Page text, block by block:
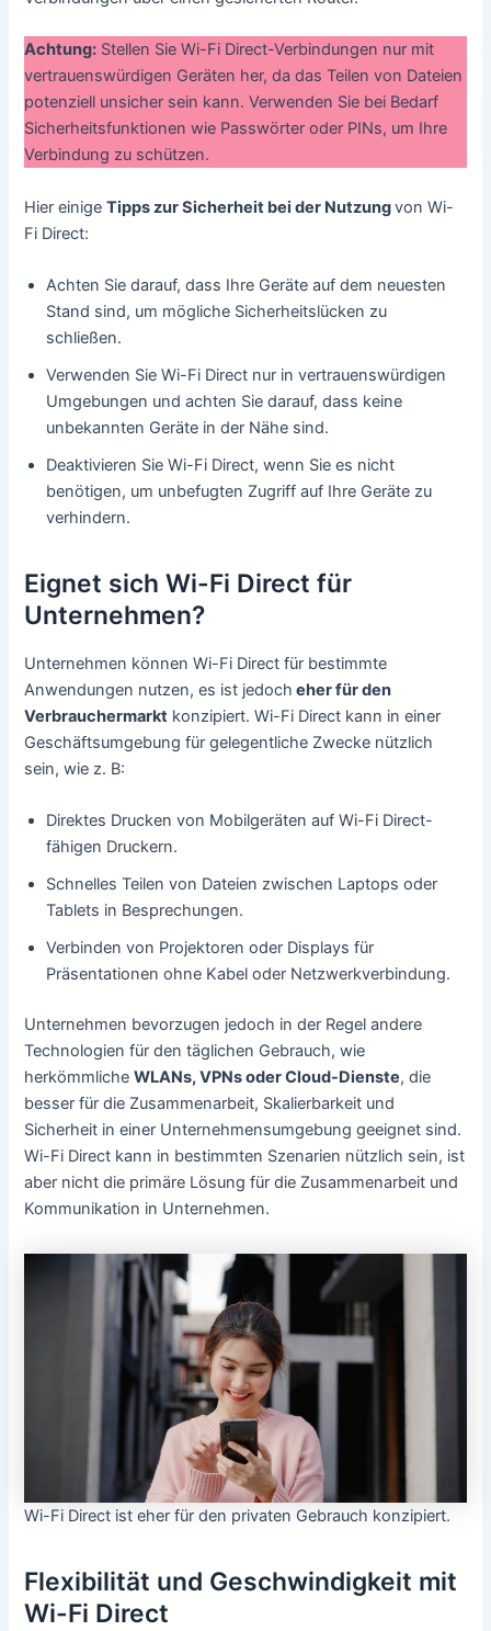
Achtung: Stellen Sie Wi-Fi Direct-Verbindungen nur mit
vertrauenswürdigen Geräten her, da das Teilen von Dateien
potenziell unsicher sein kann. Verwenden Sie bei Bedarf
Sicherheitsfunktionen wie Passwörter oder PINs, um Ihre
Verbindung zu schützen.
Hier einigeTipps zur Sicherheit bei der Nutzungvon Wi-
Fi Direct:
Achten Sie darauf, dass Ihre Geräte auf dem neuesten
Stand sind, um mögliche Sicherheitslücken zu
schließen.
Verwenden Sie Wi-Fi Direct nur in vertrauenswürdigen
Umgebungen und achten Sie darauf, dass keine
unbekannten Geräte in der Nähe sind.
Deaktivieren Sie Wi-Fi Direct, wenn Sie es nicht
benötigen, um unbefugten Zugriff auf Ihre Geräte zu
verhindern.
Eignet sich Wi-Fi Direct für
Unternehmen?
Unternehmen können Wi-Fi Direct für bestimmte
Anwendungen nutzen, es ist jedoch eher für den
Verbrauchermarkt konzipiert. Wi-Fi Direct kann in einer
Geschäftsumgebung für gelegentliche Zwecke nützlich
sein, wie z. B:
Direktes Drucken von Mobilgeräten auf Wi-Fi Direct-
fähigen Druckern.
Schnelles Teilen von Dateien zwischen Laptops oder
Tablets in Besprechungen.
Verbinden von Projektoren oder Displays für
Präsentationen ohne Kabel oder Netzwerkverbindung.
Unternehmen bevorzugen jedoch in der Regel andere
Technologien für den täglichen Gebrauch, wie
herkömmlicheWLANs, VPNs oder Cloud-Dienste, die
besser für die Zusammenarbeit, Skalierbarkeit und
Sicherheit in einer Unternehmensumgebung geeignet sind.
Wi-Fi Direct kann in bestimmten Szenarien nützlich sein, ist
aber nicht die primäre Lösung für die Zusammenarbeit und
Kommunikation in Unternehmen.
Wi-Fi Direct ist eher für den privaten Gebrauch konzipiert.
Flexibilität und Geschwindigkeit mit
Wi-Fi Direct